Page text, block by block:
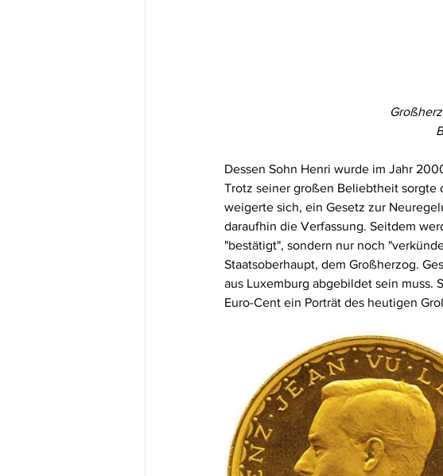
Dessen Sohn Henri wurde im Jahr
Trotz seiner großen Beliebtheit sorgte
weigerte sich, ein Gesetz zur
daraufhin die Verfassung. Seitdem
"bestätigt", sondern nur noch
Staatsoberhaupt, dem Großherzog.
aus Luxemburg abgebildet sein muss.
Euro-Cent ein Porträt des heutigen